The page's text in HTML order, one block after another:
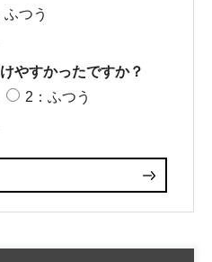
ふつう
やすかったですか？
2：ふつう